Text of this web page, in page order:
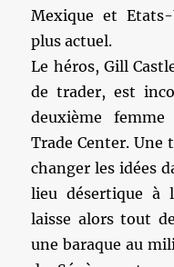
Mexique et
plus actuel.
Le héros, Gill
de trader, est
deuxième
Trade Center. Une
changer les idées
lieu désertique à
laisse alors tout
une baraque au